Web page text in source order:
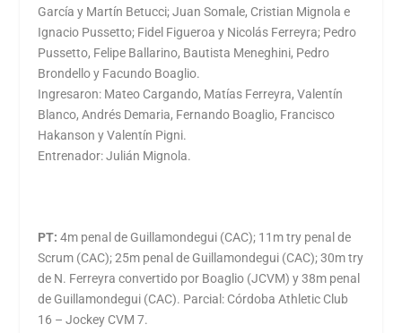
García y Martín Betucci; Juan Somale, Cristian Mignola e
Ignacio Pussetto; Fidel Figueroa y Nicolás Ferreyra; Pedro
Pussetto, Felipe Ballarino, Bautista Meneghini, Pedro
Brondello y Facundo Boaglio.
Ingresaron: Mateo Cargando, Matías Ferreyra, Valentín
Blanco, Andrés Demaria, Fernando Boaglio, Francisco
Hakanson y Valentín Pigni.
Entrenador: Julián Mignola.
PT: 4m penal de Guillamondegui (CAC); 11m try penal de
Scrum (CAC); 25m penal de Guillamondegui (CAC); 30m try
de N. Ferreyra convertido por Boaglio (JCVM) y 38m penal
de Guillamondegui (CAC). Parcial: Córdoba Athletic Club
16 – Jockey CVM 7.